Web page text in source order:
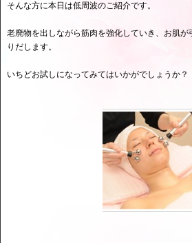
そんな方に本日は低周波のご紹介です。
老廃物を出しながら筋肉を強化していき、お肌が
りだします。
いちどお試しになってみてはいかがでしょうか？